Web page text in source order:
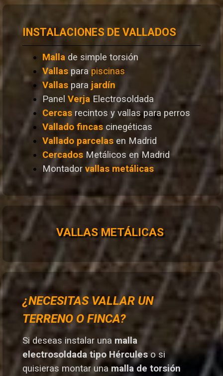
INSTALACIONES DE VALLADOS
Malla de simple torsión
Vallas parapiscinas
Vallas para jardín
Panel Verja Electrosoldada
Cercas recintos y vallas para perros
Vallado fincas cinegéticas
Vallado parcelas en Madrid
Cercados Metálicos en Madrid
Montador vallas metálicas
VALLAS METÁLICAS
¿NECESITAS VALLAR UN
TERRENO O FINCA?
Si deseas instalar una malla
electrosoldada tipo Hércules o si
quisieras montar unamalla de torsión